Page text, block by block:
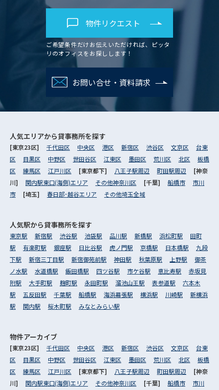
物件リクエスト
ご希望条件だけお伝えいただければ、ピッタ
リのオフィスをお探しします！
お問い合せ・資料請求
人気エリアから貸事務所を探す
[東京23区] 千代田区 中央区 港区 新宿区 渋谷区 文京区
台東
区
目黒区 中野区 世田谷区 江東区 墨田区 荒川区 北区
板橋
区
練馬区 江戸川区 [東京都下] 八王子駅周辺 町田駅周辺
[神奈
川] 関内駅東口(海側)エリア その他神奈川区 [千葉] 船橋市
市川
市
[埼玉] 春日部･越谷エリア その他埼玉全域
人気駅から貸事務所を探す
東京駅 新宿駅 渋谷駅 池袋駅 品川駅 新橋駅 浜松町駅
田町
駅
有楽町駅 銀座駅 日比谷駅 虎ノ門駅 京橋駅 日本橋駅
九段
下駅
新宿三丁目駅 新宿御苑前駅 神田駅 秋葉原駅 上野駅
御茶
ノ水駅
水道橋駅 飯田橋駅 四ツ谷駅 市ケ谷駅 恵比寿駅
赤坂見
附駅
大手町駅 麹町駅 永田町駅 溜池山王駅 表参道駅
六本木
駅
五反田駅 千葉駅 船橋駅 海浜幕張駅 横浜駅 川崎駅
新横浜
駅
関内駅 桜木町駅 みなとみらい駅
物件アーカイブ
[東京23区] 千代田区 中央区 港区 新宿区 渋谷区 文京区
台東
区
目黒区 中野区 世田谷区 江東区 墨田区 荒川区 北区
板橋
区
練馬区 江戸川区 [東京都下] 八王子駅周辺 町田駅周辺
[神奈
川] 関内駅東口(海側)エリア その他神奈川区 [千葉] 船橋市 市川